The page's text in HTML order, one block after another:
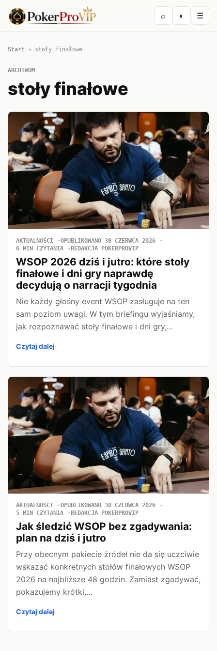
⌕ ◐ ☰
Start » stoły finałowe
ARCHIWUM
stoły finałowe
AKTUALNOŚCI
OPUBLIKOWANO 30 CZERWCA 2026
6 MIN CZYTANIA
REDAKCJA POKERPROVIP
WSOP 2026 dziś i jutro: które stoły
finałowe i dni gry naprawdę
decydują o narracji tygodnia
Nie każdy głośny event WSOP zasługuje na ten
sam poziom uwagi. W tym briefingu wyjaśniamy,
jak rozpoznawać stoły finałowe i dni gry,…
Czytaj dalej
AKTUALNOŚCI
OPUBLIKOWANO 30 CZERWCA 2026
5 MIN CZYTANIA
REDAKCJA POKERPROVIP
Jak śledzić WSOP bez zgadywania:
plan na dziś i jutro
Przy obecnym pakiecie źródeł nie da się uczciwie
wskazać konkretnych stołów finałowych WSOP
2026 na najbliższe 48 godzin. Zamiast zgadywać,
pokazujemy krótki,…
Czytaj dalej